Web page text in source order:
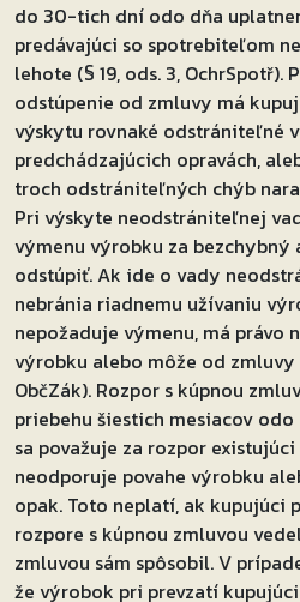
do 30-tich dní odo dňa
predávajúci so spotrebiteľom
lehote (§ 19, ods. 3, OchrSpotř).
odstúpenie od zmluvy má
výskytu rovnaké odstrániteľné
predchádzajúcich opravách,
troch odstrániteľných chýb
Pri výskyte neodstrániteľnej
výmenu výrobku za bezchybný
odstúpiť. Ak ide o vady
nebránia riadnemu užívaniu
nepožaduje výmenu, má právo
výrobku alebo môže od
ObčZák). Rozpor s kúpnou
priebehu šiestich mesiacov
sa považuje za rozpor
neodporuje povahe výrobku
opak. Toto neplatí, ak kupujúci
rozpore s kúpnou zmluvou
zmluvou sám spôsobil. V
že výrobok pri prevzatí